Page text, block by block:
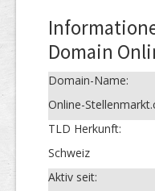
Domain
Domain-Name:
Online-
TLD Herkunft:
Schweiz
Aktiv seit: